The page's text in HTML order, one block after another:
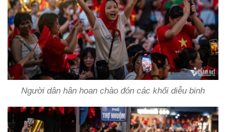
Người dân hân hoan chào đón các khối diễu binh